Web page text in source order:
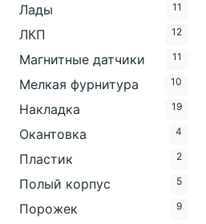
Лады 11
ЛКП 12
Магнитные датчики 11
Мелкая фурнитура 10
Накладка 19
Окантовка 4
Пластик 2
Полый корпус 5
Порожек 9